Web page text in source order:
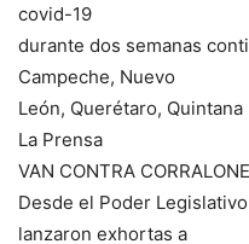
covid-19
durante dos semanas
Campeche, Nuevo
León, Querétaro,
La Prensa
VAN CONTRA
Desde el Poder
lanzaron exhortas a